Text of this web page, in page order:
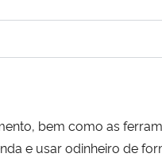
bem como as
e usar odinheiro de